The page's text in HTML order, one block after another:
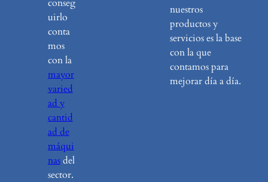
conseg
uirlo
conta
mos
con la
mayor
varied
ad y
cantid
ad de
máqui
nasdel
sector.
nuestros
productos y
servicios es la base
con la que
contamos para
mejorar día a día.